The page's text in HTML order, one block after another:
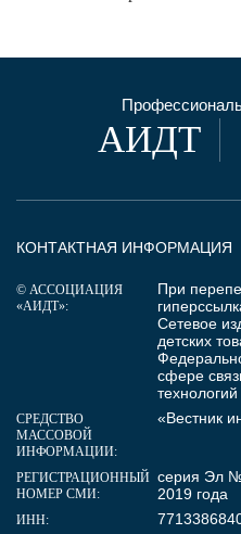
АИДТ
КОНТАКТНАЯ ИНФОРМАЦИЯ
© АССОЦИАЦИЯ
«АИДТ»:
При
Сетевое
детских
сфере
СРЕДСТВО
МАССОВОЙ
ИНФОРМАЦИИ:
«Вестник
РЕГИСТРАЦИОННЫЙ
НОМЕР СМИ:
серия Эл
2019 года
ИНН: